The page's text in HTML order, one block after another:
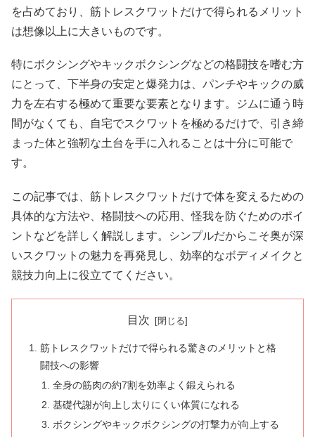
を占めており、筋トレスクワットだけで得られるメリット
は想像以上に大きいものです。
特にボクシングやキックボクシングなどの格闘技を嗜む方
にとって、下半身の安定と爆発力は、パンチやキックの威
力を左右する極めて重要な要素となります。ジムに通う時
間がなくても、自宅でスクワットを極めるだけで、引き締
まった体と強靭な土台を手に入れることは十分に可能で
す。
この記事では、筋トレスクワットだけで体を変えるための
具体的な方法や、格闘技への応用、怪我を防ぐためのポイ
ントなどを詳しく解説します。シンプルだからこそ奥が深
いスクワットの魅力を再発見し、効率的なボディメイクと
競技力向上に役立ててください。
目次
筋トレスクワットだけで得られる驚きのメリットと格
闘技への影響
全身の筋肉の約7割を効率よく鍛えられる
基礎代謝が向上し太りにくい体質になれる
ボクシングやキックボクシングの打撃力が向上する